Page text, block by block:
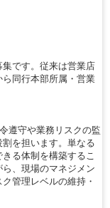
です。従来は営業店
同行本部所属・営業
遵守や業務リスクの監
を担います。単なる
る体制を構築するこ
、現場のマネジメン
管理レベルの維持・